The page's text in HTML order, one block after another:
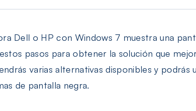
Dell o HP con Windows 7 muestra una
pasos para obtener la solución que
varias alternativas disponibles y
de pantalla negra.